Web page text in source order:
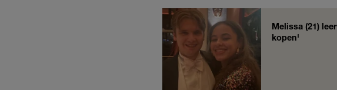
Melissa (21)
kopen'